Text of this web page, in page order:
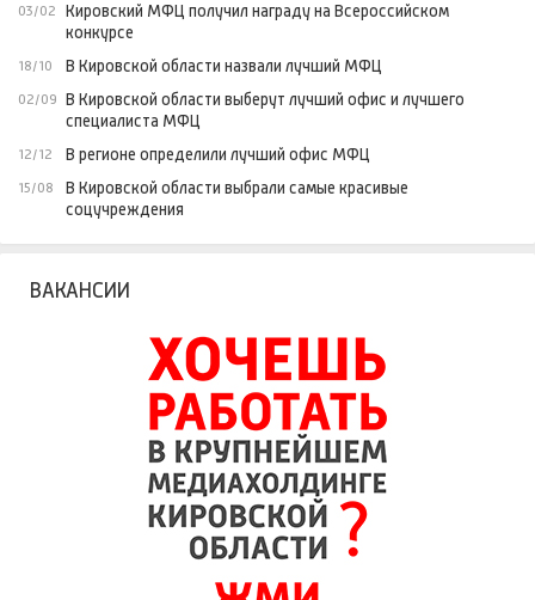
03/02
Кировский МФЦ получил награду на Всероссийском
конкурсе
18/10 В Кировской области назвали лучший МФЦ
02/09 В Кировской области выберут лучший офис и лучшего
специалиста МФЦ
12/12 В регионе определили лучший офис МФЦ
15/08
В Кировской области выбрали самые красивые
соцучреждения
ВАКАНСИИ